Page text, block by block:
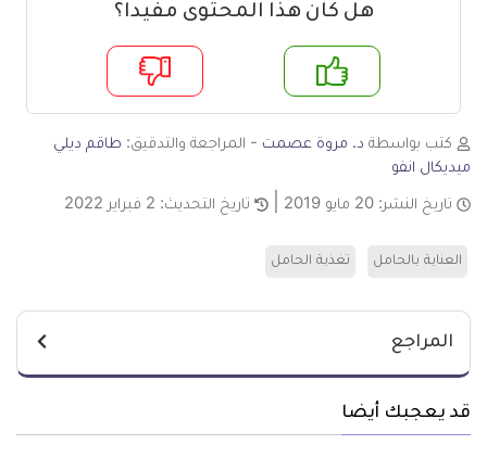
هل كان هذا المحتوى مفيدا؟
لا
كتب بواسطة د. مروة عصمت - المراجعة والتدقيق: طاقم ديلي
ميديكال انفو
تاريخ النشر: 20 مايو 2019 تاريخ التحديث: 2 فبراير 2022
العناية بالحامل تغذية الحامل
المراجع
قد يعجبك أيضا